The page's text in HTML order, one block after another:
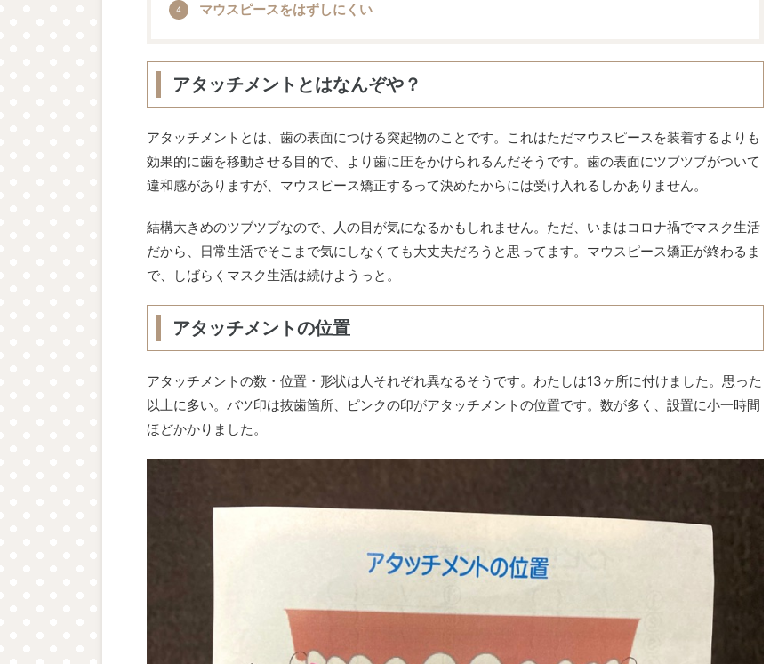
マウスピースをはずしにくい
アタッチメントとはなんぞや？
アタッチメントとは、歯の表面につける突起物のことです。これはただマウスピースを装着するよりも
効果的に歯を移動させる目的で、より歯に圧をかけられるんだそうです。歯の表面にツブツブがついて
違和感がありますが、マウスピース矯正するって決めたからには受け入れるしかありません。
結構大きめのツブツブなので、人の目が気になるかもしれません。ただ、いまはコロナ禍でマスク生活
だから、日常生活でそこまで気にしなくても大丈夫だろうと思ってます。マウスピース矯正が終わるま
で、しばらくマスク生活は続けようっと。
アタッチメントの位置
アタッチメントの数・位置・形状は人それぞれ異なるそうです。わたしは13ヶ所に付けました。思った
以上に多い。バツ印は抜歯箇所、ピンクの印がアタッチメントの位置です。数が多く、設置に小一時間
ほどかかりました。